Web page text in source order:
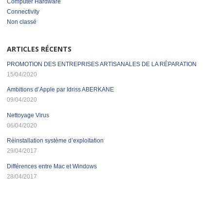
Computer Hardware
Connectivity
Non classé
ARTICLES RÉCENTS
PROMOTION DES ENTREPRISES ARTISANALES DE LA RÉPARATION
15/04/2020
Ambitions d’Apple par Idriss ABERKANE
09/04/2020
Nettoyage Virus
06/04/2020
Réinstallation système d’exploitation
29/04/2017
Différences entre Mac et Windows
28/04/2017